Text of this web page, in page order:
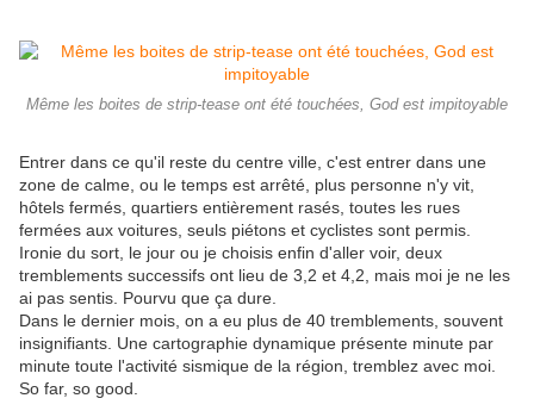
Même les boites de strip-tease ont été touchées, God est impitoyable
Entrer dans ce qu'il reste du centre ville, c'est entrer dans une
zone de calme, ou le temps est arrêté, plus personne n'y vit,
hôtels fermés, quartiers entièrement rasés, toutes les rues
fermées aux voitures, seuls piétons et cyclistes sont permis.
Ironie du sort, le jour ou je choisis enfin d'aller voir, deux
tremblements successifs ont lieu de 3,2 et 4,2, mais moi je ne les
ai pas sentis. Pourvu que ça dure.
Dans le dernier mois, on a eu plus de 40 tremblements, souvent
insignifiants. Une cartographie dynamique présente minute par
minute toute l'activité sismique de la région, tremblez avec moi.
So far, so good.